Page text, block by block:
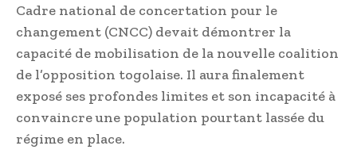
Cadre national de concertation pour le
changement (CNCC) devait démontrer la
capacité de mobilisation de la nouvelle coalition
de l’opposition togolaise. Il aura finalement
exposé ses profondes limites et son incapacité à
convaincre une population pourtant lassée du
régime en place.